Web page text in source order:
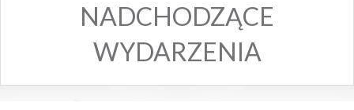
NADCHODZĄCE
WYDARZENIA